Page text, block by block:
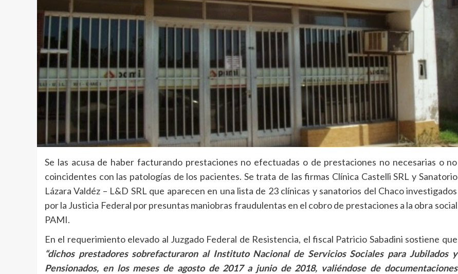
Se las acusa de haber facturando prestaciones no efectuadas o de prestaciones no necesarias o no
coincidentes con las patologías de los pacientes. Se trata de las firmas Clínica Castelli SRL y Sanatorio
Lázara Valdéz – L&D SRL que aparecen en una lista de 23 clínicas y sanatorios del Chaco investigados
por la Justicia Federal por presuntas maniobras fraudulentas en el cobro de prestaciones a la obra social
PAMI.
En el requerimiento elevado al Juzgado Federal de Resistencia, el fiscal Patricio Sabadini sostiene que
“dichos prestadores sobrefacturaron al Instituto Nacional de Servicios Sociales para Jubilados y
Pensionados, en los meses de agosto de 2017 a junio de 2018, valiéndose de documentaciones